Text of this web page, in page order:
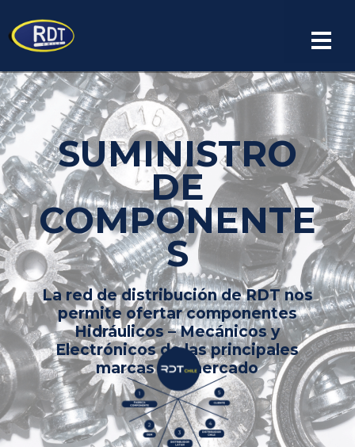
SUMINISTRO
DE
COMPONENTE
S
La red de distribución de RDT nos
permite ofertar componentes
Hidráulicos – Mecánicos y
Electrónicos de las principales
marcas del mercado